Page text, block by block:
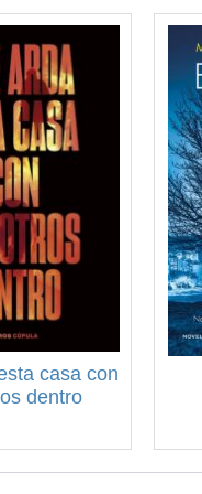
casa con
dentro